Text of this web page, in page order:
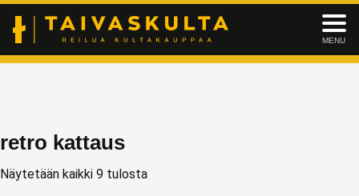
MENU
retro kattaus
Näytetään kaikki 9 tulosta